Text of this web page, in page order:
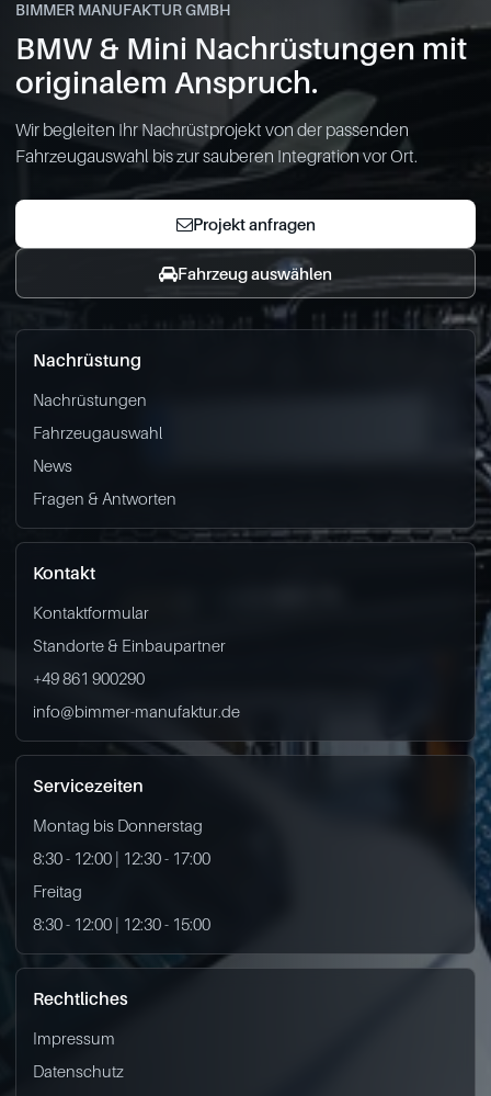
BIMMER MANUFAKTUR GMBH
BMW & Mini Nachrüstungen mit
originalem Anspruch.
Wir begleiten Ihr Nachrüstprojekt von der passenden
Fahrzeugauswahl bis zur sauberen Integration vor Ort.
Projekt anfragen
Fahrzeug auswählen
Nachrüstung
Nachrüstungen
Fahrzeugauswahl
News
Fragen & Antworten
Kontakt
Kontaktformular
Standorte & Einbaupartner
+49 861 900290
info@bimmer-manufaktur.de
Servicezeiten
Montag bis Donnerstag
8:30 - 12:00 | 12:30 - 17:00
Freitag
8:30 - 12:00 | 12:30 - 15:00
Rechtliches
Impressum
Datenschutz